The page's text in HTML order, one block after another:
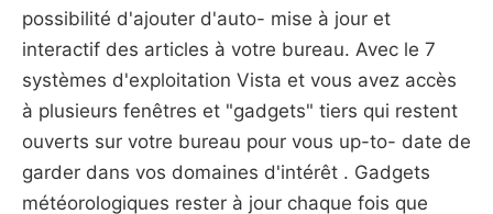
possibilité d'ajouter d'auto- mise à jour et
interactif des articles à votre bureau. Avec le 7
systèmes d'exploitation Vista et vous avez accès
à plusieurs fenêtres et "gadgets" tiers qui restent
ouverts sur votre bureau pour vous up-to- date de
garder dans vos domaines d'intérêt . Gadgets
météorologiques rester à jour chaque fois que